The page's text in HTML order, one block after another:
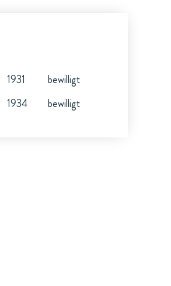
1931
bewilligt
1934 bewilligt